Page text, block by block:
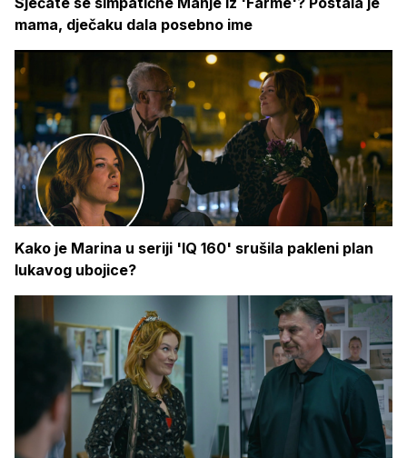
mama, dječaku dala posebno ime
Kako je Marina u seriji 'IQ 160' srušila pakleni plan
lukavog ubojice?